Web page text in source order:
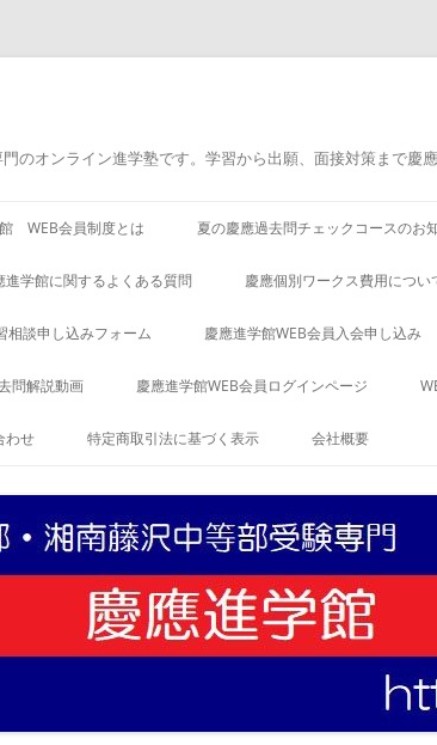
のオンライン進学塾です。学習から出願、面接対策まで慶
WEB会員制度とは 夏の慶應過去問チェックコースのお
進学館に関するよくある質問 慶應個別ワークス費用につい
相談申し込みフォーム 慶應進学館WEB会員入会申し込み
問解説動画 慶應進学館WEB会員ログインページ
わせ 特定商取引法に基づく表示 会社概要